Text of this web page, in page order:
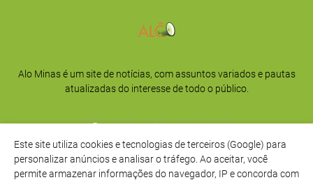
Alo Minas é um site de notícias, com assuntos variados e pautas
atualizadas do interesse de todo o público.
Este site utiliza cookies e tecnologias de terceiros (Google) para
personalizar anúncios e analisar o tráfego. Ao aceitar, você
permite armazenar informações do navegador, IP e concorda com